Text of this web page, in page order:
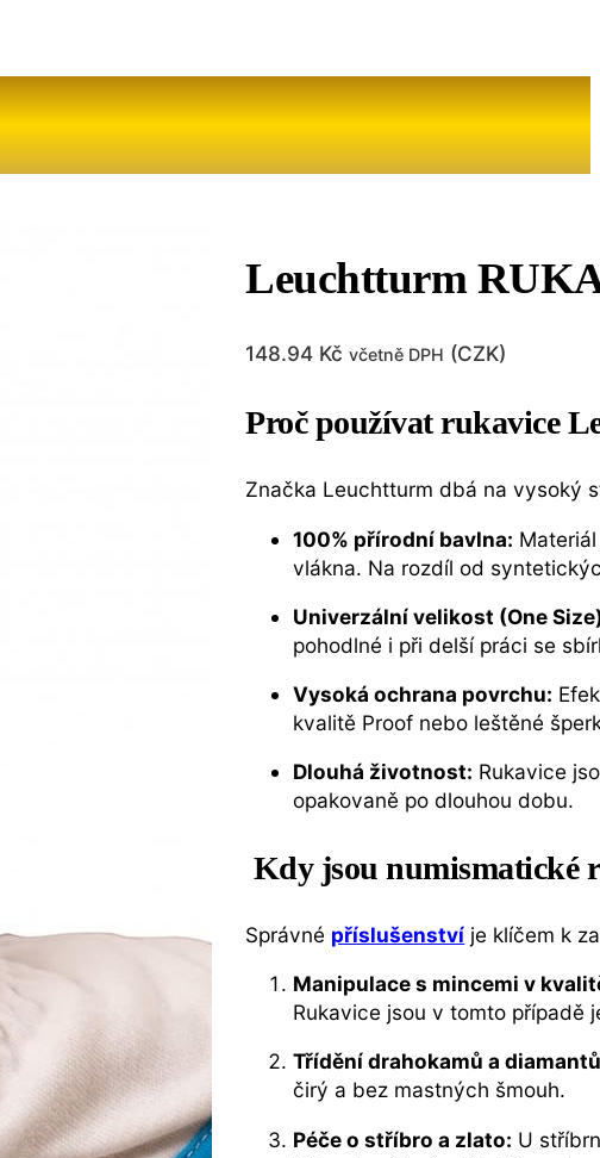
Leuchtturm
148.94 Kč včetně DPH (CZK)
Proč používat rukavice
Značka Leuchtturm dbá na vysoký
100% přírodní bavlna:
vlákna. Na rozdíl od
Univerzální velikost (One
pohodlné i při delší práci se
Vysoká ochrana povrchu:
kvalitě Proof nebo leštěné
Dlouhá životnost: Rukavice
opakovaně po dlouhou dobu.
Kdy jsou numismatické
Správné příslušenství je klíčem k
Manipulace s mincemi v
Rukavice jsou v tomto případě
Třídění drahokamů a
čirý a bez mastných šmouh.
Péče o stříbro a zlato: U